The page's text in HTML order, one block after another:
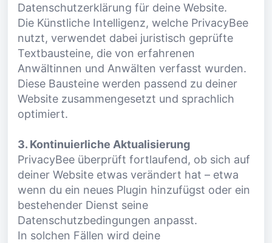
Datenschutzerklärung für deine Website.
Die Künstliche Intelligenz, welche PrivacyBee
nutzt, verwendet dabei juristisch geprüfte
Textbausteine, die von erfahrenen
Anwältinnen und Anwälten verfasst wurden.
Diese Bausteine werden passend zu deiner
Website zusammengesetzt und sprachlich
optimiert.
3. Kontinuierliche Aktualisierung
PrivacyBee überprüft fortlaufend, ob sich auf
deiner Website etwas verändert hat – etwa
wenn du ein neues Plugin hinzufügst oder ein
bestehender Dienst seine
Datenschutzbedingungen anpasst.
In solchen Fällen wird deine